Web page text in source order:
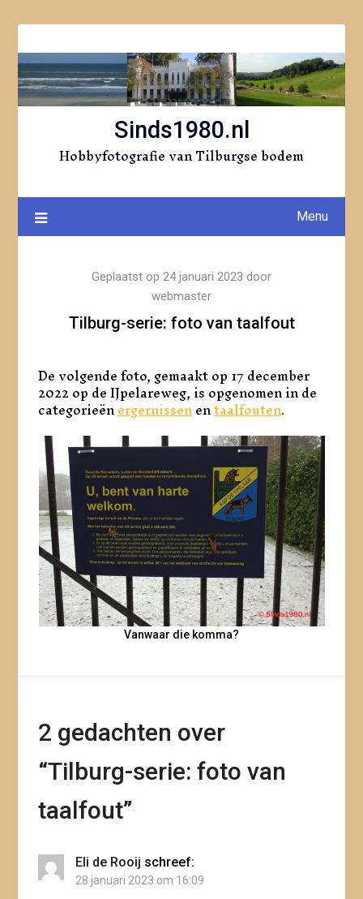
naar
inhoud
Sinds1980.nl
Hobbyfotografie van Tilburgse bodem
Menu
Tilburg-serie: foto van taalfout
Geplaatst op 24 januari 2023 door
webmaster
De volgende foto, gemaakt op 17 december
2022 op de IJpelareweg, is opgenomen in de
categorieënergernissenentaalfouten.
Vanwaar die komma?
2 gedachten over
“Tilburg-serie: foto van
taalfout”
Eli de Rooij schreef:
28 januari 2023 om 16:09